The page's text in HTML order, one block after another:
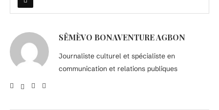
SÊMÈVO BONAVENTURE AGBON
Journaliste culturel et spécialiste en
communication et relations publiques